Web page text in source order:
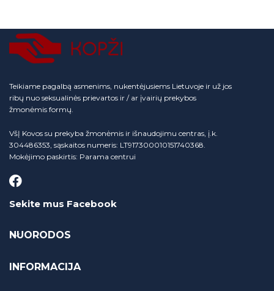
Teikiame pagalbą asmenims, nukentėjusiems Lietuvoje ir už jos
ribų nuo seksualinės prievartos ir / ar įvairių prekybos
žmonėmis formų.
VšĮ Kovos su prekyba žmonėmis ir išnaudojimu centras, į.k.
304486353, sąskaitos numeris: LT917300010151740368.
Mokėjimo paskirtis: Parama centrui
Sekite mus Facebook
NUORODOS
INFORMACIJA